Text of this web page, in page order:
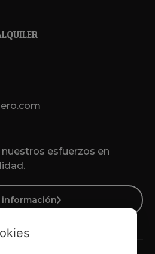
esfuerzos en
información